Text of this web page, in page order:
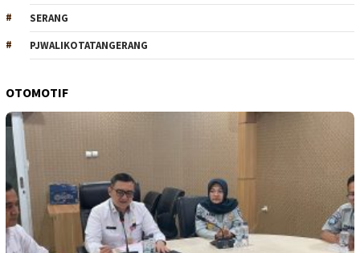
SERANG
PJWALIKOTATANGERANG
OTOMOTIF